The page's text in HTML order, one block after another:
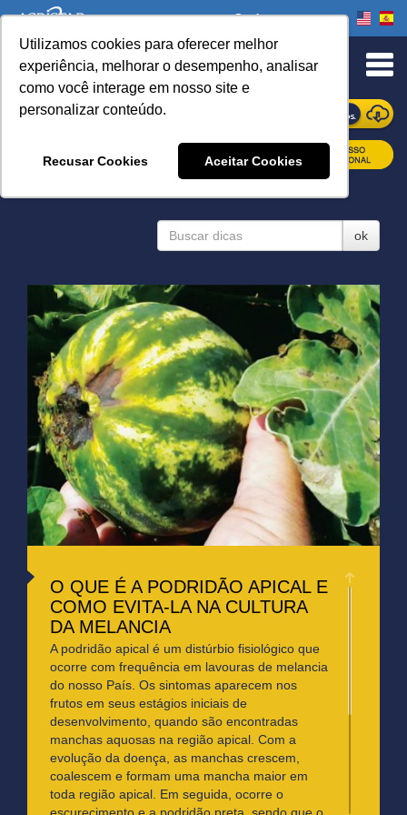
Utilizamos cookies para oferecer melhor
experiência, melhorar o desempenho, analisar
como você interage em nosso site e
personalizar conteúdo.
Recusar Cookies Aceitar Cookies
Onde comprar
ONDE COMPRAR
DICAS
ok
O QUE É A PODRIDÃO APICAL E
COMO EVITA-LA NA CULTURA
DA MELANCIA
A podridão apical é um distúrbio fisiológico que
ocorre com frequência em lavouras de melancia
do nosso País. Os sintomas aparecem nos
frutos em seus estágios iniciais de
desenvolvimento, quando são encontradas
manchas aquosas na região apical. Com a
evolução da doença, as manchas crescem,
coalescem e formam uma mancha maior em
toda região apical. Em seguida, ocorre o
escurecimento e a podridão preta, sendo que o